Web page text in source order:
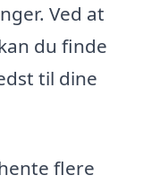
Ved at
du finde
til dine
flere